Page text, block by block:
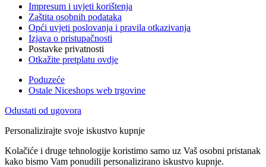
Impresum i uvjeti korištenja
Zaštita osobnih podataka
Opći uvjeti poslovanja i pravila otkazivanja
Izjava o pristupačnosti
Postavke privatnosti
Otkažite pretplatu ovdje
Poduzeće
Ostale Niceshops web trgovine
Odustati od ugovora
Personalizirajte svoje iskustvo kupnje
Kolačiće i druge tehnologije koristimo samo uz Vaš osobni pristanak
kako bismo Vam ponudili personalizirano iskustvo kupnje.